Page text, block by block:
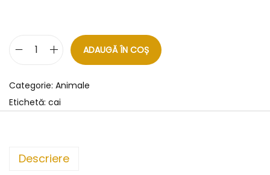
ADAUGĂ ÎN COȘ
Categorie: Animale
Etichetă: cai
Descriere